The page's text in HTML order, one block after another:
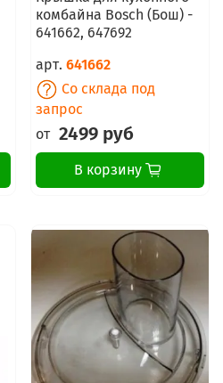
комбайна Bosch (Бош) -
641662, 647692
арт. 641662
Со склада под
запрос
от 2499 руб
В корзину